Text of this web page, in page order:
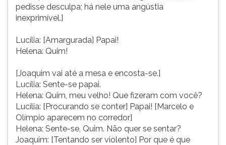
pedisse desculpa; há nele uma angústia
inexprimível.]
Lucília: [Amargurada] Papai!
Helena: Quim!
[Joaquim vai até a mesa e encosta-se.]
Lucília: Sente-se papai.
Helena: Quim, meu velho! Que fizeram com você?
Lucília: [Procurando se conter] Papai! [Marcelo e
Olímpio aparecem no corredor]
Helena: Sente-se, Quim. Não quer se sentar?
Joaquim: [Tentando ser violento] Por que é que